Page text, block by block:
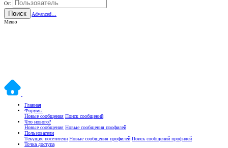
От:
Поиск
Advanced…
Меню
Главная
Форумы
Новые сообщения Поиск сообщений
Что нового?
Новые сообщения Новые сообщения профилей
Пользователи
Текущие посетители Новые сообщения профилей Поиск сообщений профилей
Точка доступа